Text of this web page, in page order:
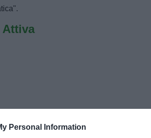
Personal Information
Attiva